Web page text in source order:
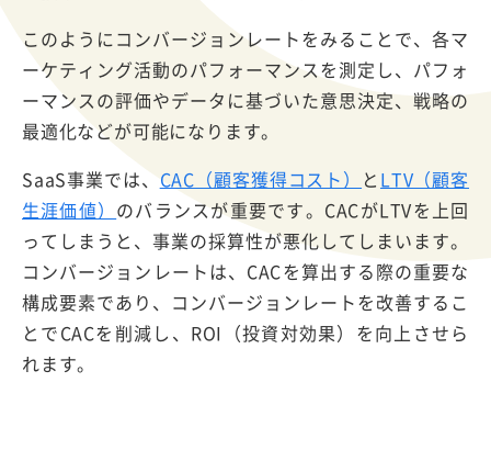
このようにコンバージョンレートをみることで、各マ
ーケティング活動のパフォーマンスを測定し、パフォ
ーマンスの評価やデータに基づいた意思決定、戦略の
最適化などが可能になります。
SaaS事業では、 CAC（顧客獲得コスト） と LTV（顧客
生涯価値） のバランスが重要です。CACがLTVを上回
ってしまうと、事業の採算性が悪化してしまいます。
コンバージョンレートは、CACを算出する際の重要な
構成要素であり、コンバージョンレートを改善するこ
とでCACを削減し、ROI（投資対効果）を向上させら
れます。